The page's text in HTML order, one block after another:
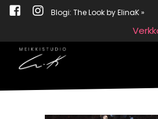
Blogi: The Look by ElinaK »